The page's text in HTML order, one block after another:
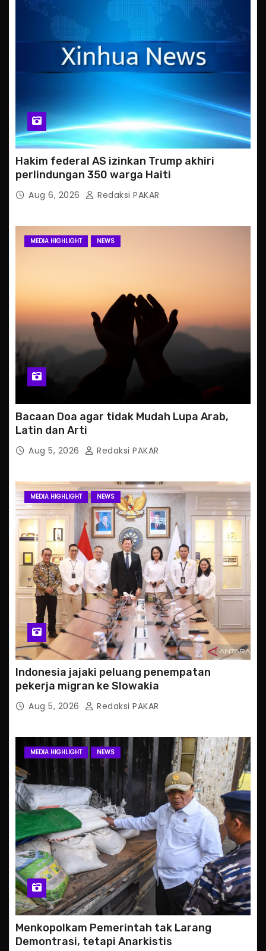
Hakim federal AS izinkan Trump akhiri
perlindungan 350 warga Haiti
Aug 6, 2026 Redaksi PAKAR
MEDIA HIGHLIGHT NEWS
Bacaan Doa agar tidak Mudah Lupa Arab,
Latin dan Arti
Aug 5, 2026 Redaksi PAKAR
MEDIA HIGHLIGHT NEWS
Indonesia jajaki peluang penempatan
pekerja migran ke Slowakia
Aug 5, 2026 Redaksi PAKAR
MEDIA HIGHLIGHT NEWS
Menkopolkam Pemerintah tak Larang
Demontrasi, tetapi Anarkistis